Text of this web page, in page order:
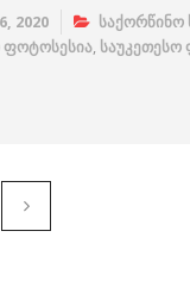
2020
საქორწინო
ფოტოსესია,